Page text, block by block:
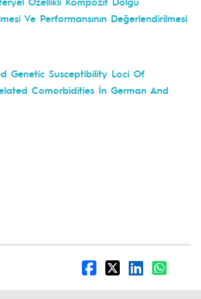
Ve Performansının Değerlendirilmesi
Genetic Susceptibility Loci Of
Comorbidities İn German And